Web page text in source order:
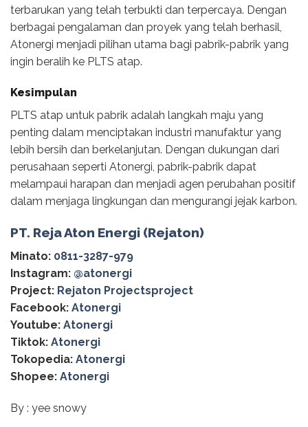
terbarukan yang telah terbukti dan terpercaya. Dengan
berbagai pengalaman dan proyek yang telah berhasil,
Atonergi menjadi pilihan utama bagi pabrik-pabrik yang
ingin beralih ke PLTS atap.
Kesimpulan
PLTS atap untuk pabrik adalah langkah maju yang
penting dalam menciptakan industri manufaktur yang
lebih bersih dan berkelanjutan. Dengan dukungan dari
perusahaan seperti Atonergi, pabrik-pabrik dapat
melampaui harapan dan menjadi agen perubahan positif
dalam menjaga lingkungan dan mengurangi jejak karbon.
PT. Reja Aton Energi (Rejaton)
Minato: 0811-3287-979
Instagram: @‌atonergi
Project: Rejaton Projectsproject
Facebook: Atonergi
Youtube: Atonergi
Tiktok: Atonergi
Tokopedia: Atonergi
Shopee: Atonergi
By : yee snowy